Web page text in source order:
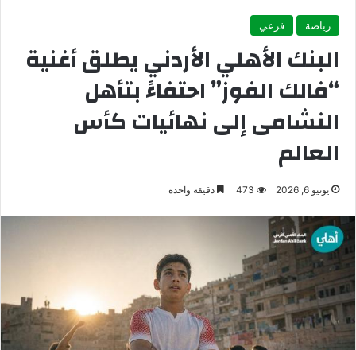
رياضة فرعي
البنك الأهلي الأردني يطلق أغنية
“فالك الفوز” احتفاءً بتأهل
النشامى إلى نهائيات كأس
العالم
يونيو 6, 2026 473 دقيقة واحدة